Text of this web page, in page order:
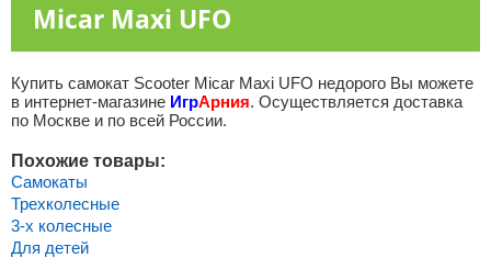
Micar Maxi UFO
Купить самокат Scooter Micar Maxi UFO недорого Вы можете
в интернет-магазине ИгрАрния. Осуществляется доставка
по Москве и по всей России.
Похожие товары:
Самокаты
Трехколесные
3-х колесные
Для детей